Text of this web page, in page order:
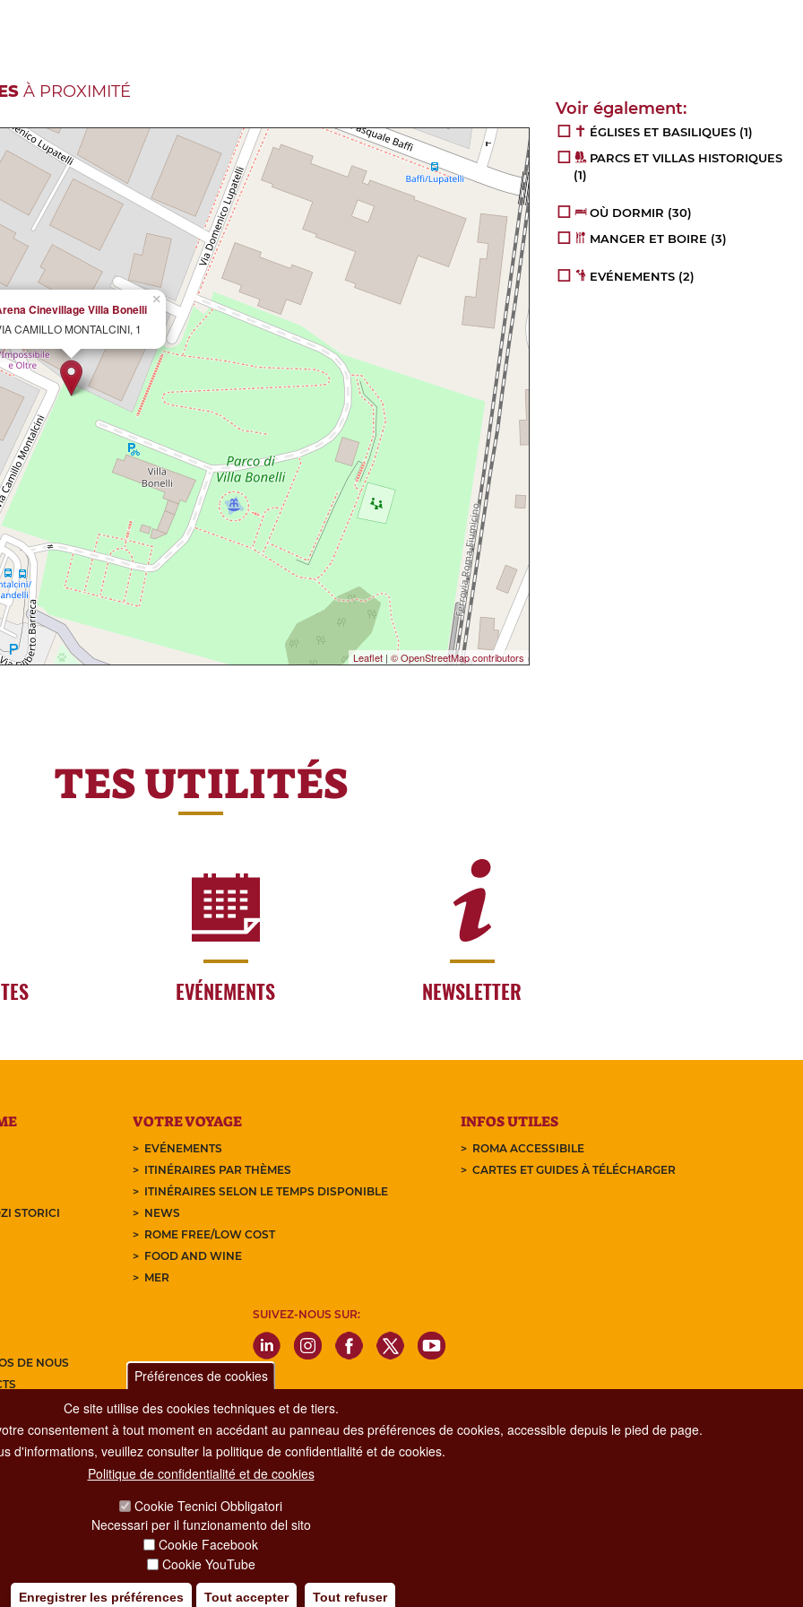
À PROXIMITÉ
×
Cinevillage Villa Bonelli
CAMILLO MONTALCINI, 1
Leaflet | © OpenStreetMap contributors
ÉGLISES ET BASILIQUES (1)
PARCS ET VILLAS HISTORIQUES
(1)
OÙ DORMIR (30)
MANGER ET BOIRE (3)
EVÉNEMENTS (2)
TES UTILITÉS
EVÉNEMENTS NEWSLETTER
STORICI
VOTRE VOYAGE
EVÉNEMENTS
ITINÉRAIRES PAR THÈMES
ITINÉRAIRES SELON LE TEMPS DISPONIBLE
NEWS
ROME FREE/LOW COST
FOOD AND WINE
MER
INFOS UTILES
ROMA ACCESSIBILE
CARTES ET GUIDES À TÉLÉCHARGER
DE NOUS
VOUS À NOTRE NEWSLETTER
SUIVEZ-NOUS SUR:
Dipartimento Grandi Eventi, Sport, Turismo e Moda.
Via di San Basilio, 51
00187 Roma
Préférences de cookies
Ce site utilise des cookies techniques et de tiers.
consentement à tout moment en accédant au panneau des préférences de cookies, accessible depuis le pied de page.
d'informations, veuillez consulter la politique de confidentialité et de cookies.
Politique de confidentialité et de cookies
Cookie Tecnici Obbligatori
Necessari per il funzionamento del sito
Cookie Facebook
Cookie YouTube
Enregistrer les préférences Tout accepter Tout refuser